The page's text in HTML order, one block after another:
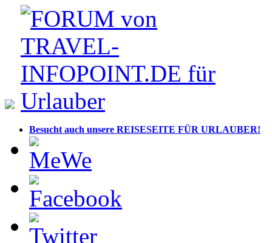
Besucht auch unsere REISESEITE FÜR URLAUBER!